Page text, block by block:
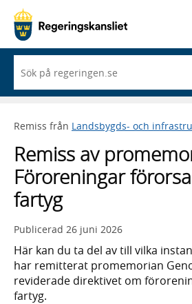
du
börjar
skriva
framträder
lista
med
sökförslag
Remiss från Landsbygds- och
Remiss av
Föroreningar
fartyg
Publicerad 26 juni 2026
Här kan du ta del av till vilka
har remitterat promemorian
reviderade direktivet om
fartyg.